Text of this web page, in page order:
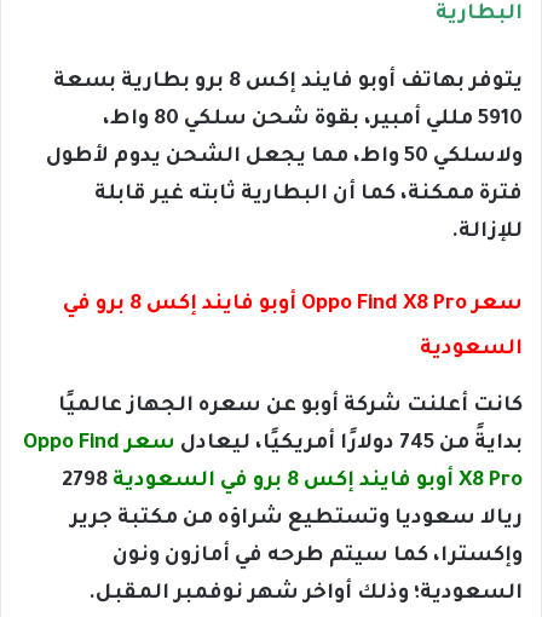
البطارية
يتوفر بهاتف أوبو فايند إكس 8 برو بطارية بسعة
5910 مللي أمبير، بقوة شحن سلكي 80 واط،
ولاسلكي 50 واط، مما يجعل الشحن يدوم لأطول
فترة ممكنة، كما أن البطارية ثابته غير قابلة
للإزالة.
سعر Oppo Find X8 Pro أوبو فايند إكس 8 برو في
السعودية
كانت أعلنت شركة أوبو عن سعره الجهاز عالميًا
بدايةً من 745 دولارًا أمريكيًا، ليعادل
سعر Oppo Find
X8 Pro أوبو فايند إكس 8 برو في السعودية
2798
ريالا سعوديا وتستطيع شراؤه من مكتبة جرير
وإكسترا، كما سيتم طرحه في أمازون ونون
السعودية؛ وذلك أواخر شهر نوفمبر المقبل.